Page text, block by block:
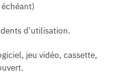
d’utilisation.
jeu vidéo, cassette,